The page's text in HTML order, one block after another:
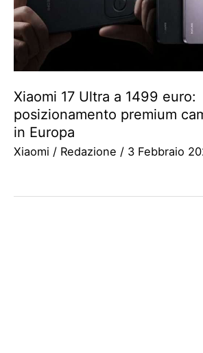
Xiaomi 17 Ultra a 1499 euro:
posizionamento premium
in Europa
Xiaomi / Redazione / 3 Febbraio